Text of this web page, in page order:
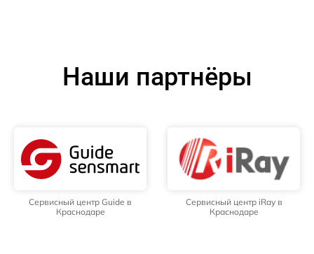
Наши партнёры
Сервисный центр Guide в
Краснодаре
Сервисный центр iRay в
Краснодаре